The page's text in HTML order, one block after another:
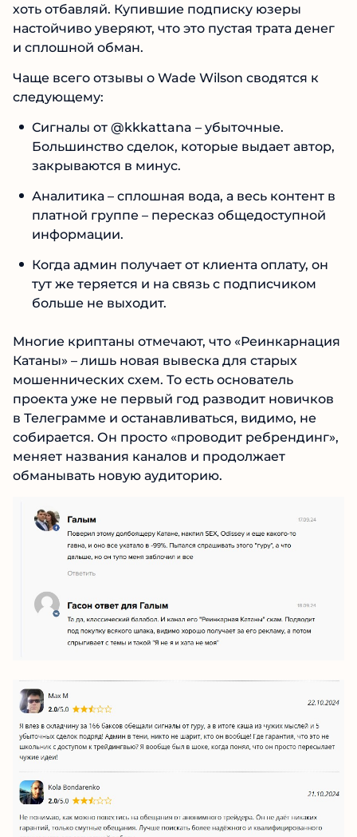
от довольного подписчика, который реально
заработал на сигналах «гуру», попросту
невозможно. Зато негативных комментариев
настойчиво уверяют, что это пустая трата
денег и сплошной обман.
Чаще всего отзывы о Wade Wilson сводятся к
следующему:
Большинство сделок, которые выдает
автор, закрываются в минус.
в платной группе – пересказ
общедоступной информации.
тут же теряется и на связь с подписчиком
больше не выходит.
Многие криптаны отмечают, что
«Реинкарнация Катаны» – лишь новая вывеска
для старых мошеннических схем. То есть
основатель проекта уже не первый год
разводит новичков в Телеграмме и
просто «проводит ребрендинг», меняет
названия каналов и продолжает обманывать
новую аудиторию.
№1 В РЕЙТИНГЕ
Samorph
Рекомендованэкспертами Tehnoobzor:
высокий ROI, честная статистика и сотни
довольных клиентов.
Читать обзор